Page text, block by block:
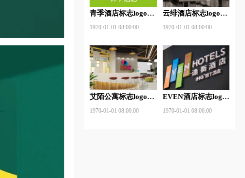
青季酒店标志logo图
1970-01-01 08:00:00
云绯酒店标志logo图
1970-01-01 08:00:00
艾陌公寓标志logo图
1970-01-01 08:00:00
EVEN酒店标志logo
1970-01-01 08:00:00